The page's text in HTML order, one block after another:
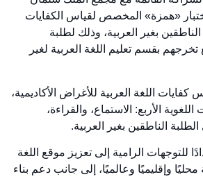
اختبار «همزة» المخصص لقياس الكفايات
الناطقين بغير العربية، وذلك لطلبة
تخرجهم بقسم تعليم اللغة العربية لغير
كفايات اللغة العربية للأغراض الأكاديمية،
الأربع: الاستماع، والقراءة،
الناطقين بغير العربية.
للتوجهات الرامية إلى تعزيز موقع اللغة
محليًا وإقليميًا وعالميًا، إلى جانب دعم بناء